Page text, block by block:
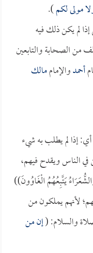
مولى لكم).
لم يكن ذلك فيه
من الصحابة والتابعين
أحمدوالإماممالك
إذا لم يطلب به شيء
في الناس ويقدح فيهم،
يَتَّبِعُهُمُ الْغَاوُونَ))
فيهم؛ لأنهم يملكون من
والسلام: (إن من